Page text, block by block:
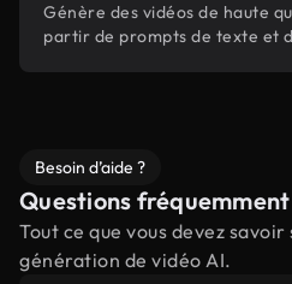
Génère des vidéos de haute
partir de prompts de texte et
Besoin d’aide ?
Questions
Tout ce que vous devez
génération de vidéo AI.